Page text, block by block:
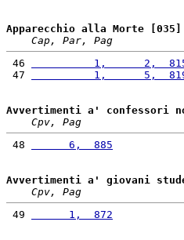
Apparecchio alla Morte [035]
Cap, Par, Pag
46
1,      2,
47
1,      5,
Avvertimenti a' confessori
Cpv, Pag
48
      6,  885
Avvertimenti a' giovani
Cpv, Pag
49
      1,  872